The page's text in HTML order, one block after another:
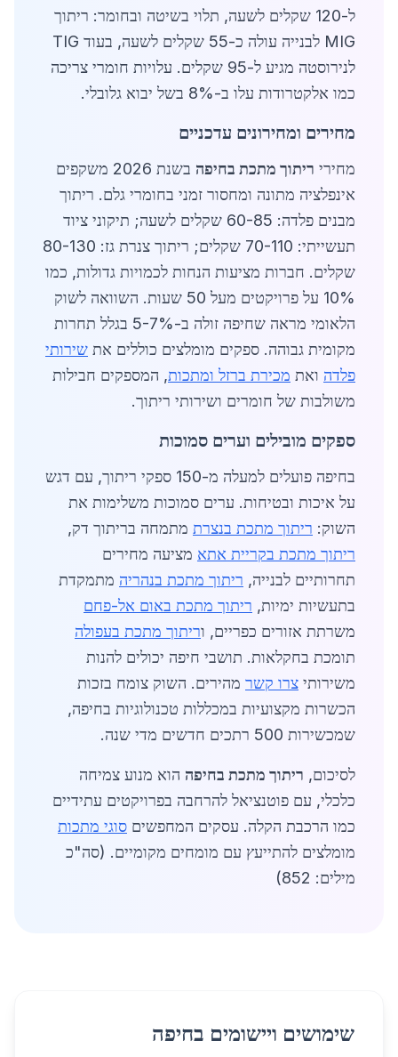
ל-120 שקלים לשעה, תלוי בשיטה ובחומר: ריתוך
MIG לבנייה עולה כ-55 שקלים לשעה, בעוד TIG
לנירוסטה מגיע ל-95 שקלים. עלויות חומרי צריכה
כמו אלקטרודות עלו ב-8% בשל יבוא גלובלי.
מחירים ומחירונים עדכניים
מחירי ריתוך מתכת בחיפה
בשנת 2026 משקפים
אינפלציה מתונה ומחסור זמני בחומרי גלם. ריתוך
מבנים פלדה: 60-85 שקלים לשעה; תיקוני ציוד
תעשייתי: 70-110 שקלים; ריתוך צנרת גז: 80-130
שקלים. חברות מציעות הנחות לכמויות גדולות, כמו
10% על פרויקטים מעל 50 שעות. השוואה לשוק
הלאומי מראה שחיפה זולה ב-5-7% בגלל תחרות
מקומית גבוהה. ספקים מומלצים כוללים את שירותי
פלדה ואת מכירת ברזל ומתכות, המספקים חבילות
משולבות של חומרים ושירותי ריתוך.
ספקים מובילים וערים סמוכות
בחיפה פועלים למעלה מ-150 ספקי ריתוך, עם דגש
על איכות ובטיחות. ערים סמוכות משלימות את
השוק: ריתוך מתכת בנצרת מתמחה בריתוך דק,
ריתוך מתכת בקריית אתא מציעה מחירים
תחרותיים לבנייה, ריתוך מתכת בנהריה מתמקדת
בתעשיות ימיות, ריתוך מתכת באום אל-פחם
משרתת אזורים כפריים, וריתוך מתכת בעפולה
תומכת בחקלאות. תושבי חיפה יכולים להנות
משירותי צרו קשר מהירים. השוק צומח בזכות
הכשרות מקצועיות במכללות טכנולוגיות בחיפה,
שמכשירות 500 רתכים חדשים מדי שנה.
לסיכום, ריתוך מתכת בחיפה הוא מנוע צמיחה
כלכלי, עם פוטנציאל להרחבה בפרויקטים עתידיים
כמו הרכבת הקלה. עסקים המחפשים סוגי מתכות
מומלצים להתייעץ עם מומחים מקומיים. (סה"כ
מילים: 852)
שימושים ויישומים בחיפה